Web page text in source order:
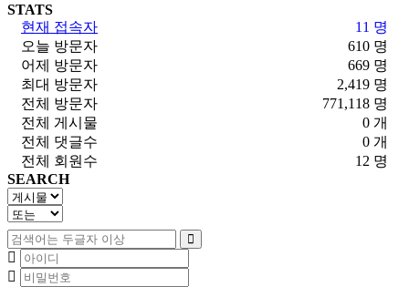
STATS
11 명
현재 접속자
610 명
오늘 방문자
669 명
어제 방문자
2,419 명
최대 방문자
771,118 명
전체 방문자
0 개
전체 게시물
0 개
전체 댓글수
12 명
전체 회원수
SEARCH